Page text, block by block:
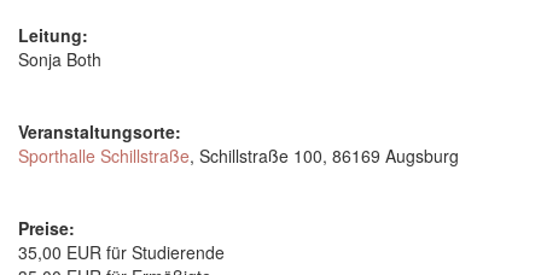
Leitung:
Sonja Both
Veranstaltungsorte:
Sporthalle Schillstraße, Schillstraße 100, 86169 Augsburg
Preise:
35,00 EUR für Studierende